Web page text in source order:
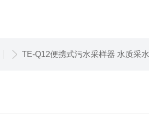
TE-Q12便携式污水采样器 水质采